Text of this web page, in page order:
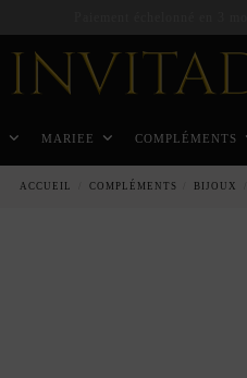
MARIEE COMPLÉMENTS
ACCUEIL COMPLÉMENTS BIJOUX